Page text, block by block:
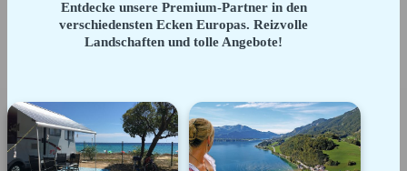
Entdecke unsere Premium-Partner in den
verschiedensten Ecken Europas. Reizvolle
Landschaften und tolle Angebote!